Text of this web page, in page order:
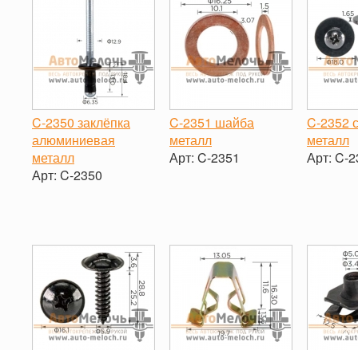
C-2350 заклёпка
алюминиевая
металл
Арт: C-2350
C-2351 шайба
металл
Арт: C-2351
C-2352
металл
Арт: C-